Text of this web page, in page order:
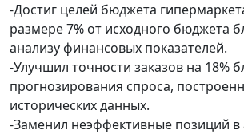
-Достиг целей бюджета
размере 7% от исходного бюджета
анализу финансовых показателей.
-Улучшил точности заказов на 18%
прогнозирования спроса,
исторических данных.
-Заменил неэффективные позиций в